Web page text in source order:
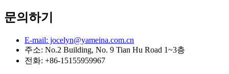
문의하기
E-mail: jocelyn@yameina.com.cn
주소: No.2 Building, No. 9 Tian Hu Road 1~3층
전화: +86-15155959967